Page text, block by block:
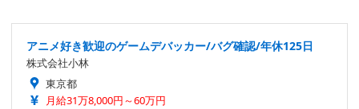
アニメ好き歓迎のゲームデバッカー/バグ確認/年休125日
株式会社小林
東京都
月給31万8,000円～60万円